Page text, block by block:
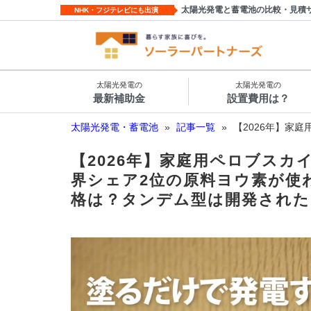
NHK・フジテレビにも出演 太陽光発電と蓄電池の比較・見積
太陽光発電の
最新補助金
太陽光発電の
設置費用は？
太陽光発電・蓄電池 » 記事一覧 » 【2026年】家庭用
【2026年】家庭用ペロブスカ
界シェア2位の原料ヨウ素が使
格は？タンデム型は開発され